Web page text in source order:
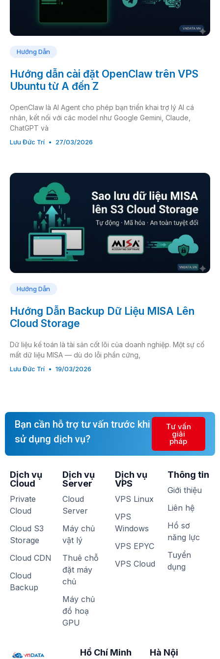
Hướng Dẫn
Hướng dẫn cài đặt OpenClaw trên VPS
Ubuntu từ A đến Z
OpenClaw là AI Agent cho phép bạn triển khai trợ lý AI cá
nhân, kết nối với các model như Google Gemini, Claude,
ChatGPT và
Lưu Đức Trí 27/03/2026
Hướng Dẫn
Hướng Dẫn Backup Dữ Liệu MISA Lên
Cloud Storage
Dữ liệu kế toán là tài sản cốt lõi của doanh nghiệp. Một sự cố
mất dữ liệu MISA — dù do lỗi phần cứng,
Lưu Đức Trí 19/03/2026
Bạn cần hỗ trợ tư vấn trước khi
sử dụng dịch vụ?
Tư vấn
giải
pháp
Dịch vụ
Cloud
Private
Cloud
Cloud S3
Storage
Cloud CDN
Cloud
Backup
Dịch vụ
Server
Cloud
Server
Máy chủ
vật lý
Thuê chỗ
đặt máy
chủ
Máy chủ
đồ hoạ
GPU
Dịch vụ
VPS
VPS Linux
VPS
Windows
VPS EPYC
VPS Cloud
Thông tin
Giới thiệu
Liên hệ
Hồ sơ
năng lực
Tuyển
dụng
Hồ Chí Minh Hà Nội